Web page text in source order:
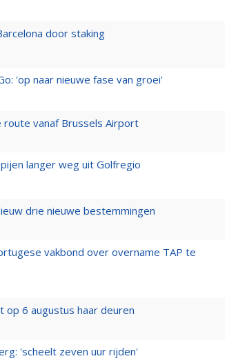
door staking
'op naar nieuwe fase van groei'
vanaf Brussels Airport
langer weg uit Golfregio
drie nieuwe bestemmingen
vakbond over overname TAP te
op 6 augustus haar deuren
'scheelt zeven uur rijden'